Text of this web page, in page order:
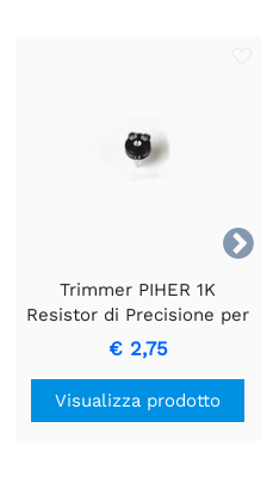

Trimmer PIHER 1K
Resistor di Precisione per
il Controllo
€ 2,75
Visualizza prodotto